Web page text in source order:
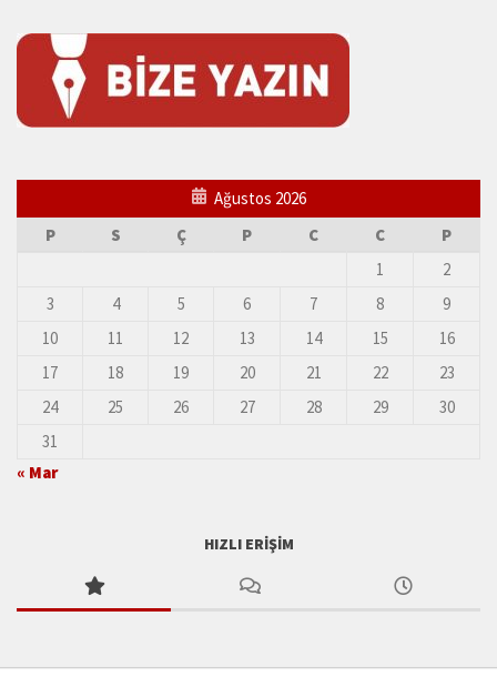
Ağustos 2026
P
S Ç P C C
P
1
2
3
4 5 6 7 8
9
10
11 12 13 14 15
16
17
18 19 20 21 22
23
24
25 26 27 28 29
30
31
« Mar
HIZLI ERIŞIM